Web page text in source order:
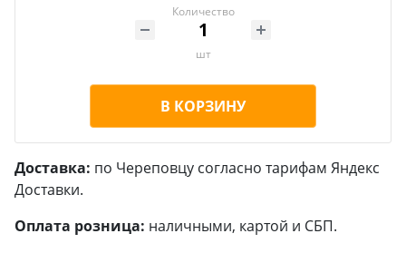
Количество
шт
В КОРЗИНУ
Доставка: по Череповцу согласно тарифам Яндекс
Доставки.
Оплата розница: наличными, картой и СБП.